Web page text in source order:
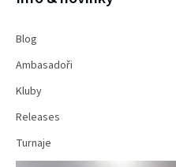
Blog
Ambasadoři
Kluby
Releases
Turnaje